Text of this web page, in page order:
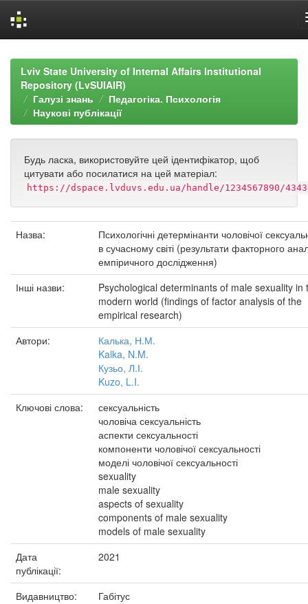
navigationLviv State University of Internal Affairs Institutional
Repository (LvSUIAIR)
Галузі знань
Педагогіка. Психологія
Наукові публікації
Будь ласка, використовуйте цей ідентифікатор, щоб
цитувати або посилатися на цей матеріал:
https://dspace.lvduvs.edu.ua/handle/1234567890/4343
Назва:
Психологічні детермінанти чоловічої
в сучасному світі (результати факторного
емпіричного дослідження)
Інші назви:
Psychological determinants of male sexuality in
modern world (findings of factor analysis of the
empirical research)
Автори:
Калька, Н.М.
Kalka, N.M.
Кузьо, Л.І.
Kuzo, L.I.
Ключові слова:
сексуальність
чоловіча сексуальність
аспекти сексуальності
компоненти чоловічої сексуальності
моделі чоловічої сексуальності
sexuality
male sexuality
aspects of sexuality
components of male sexuality
models of male sexuality
Дата
публікації:
2021
Видавництво:
Габітус